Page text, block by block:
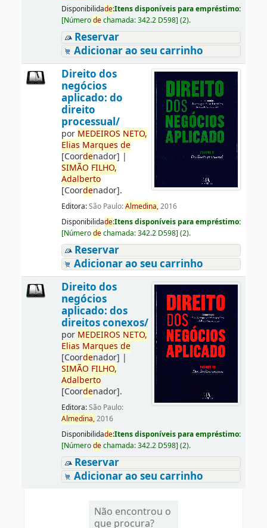
Disponibilidade:Itens disponíveis para empréstimo:
[Númerodechamada:342.2 D598] (2).
Reservar
Adicionar ao seu carrinho
Direito dos
negócios
aplicado: do
direito
processual/
por MEDEIROS NETO,
Elias Marques de
[Coordenador] |
SIMÃO FILHO,
Adalberto
[Coordenador].
Editora:São Paulo:Almedina,2016
Disponibilidade:Itens disponíveis para empréstimo:
[Númerodechamada:342.2 D598] (2).
Reservar
Adicionar ao seu carrinho
Direito dos
negócios
aplicado: dos
direitos conexos/
por MEDEIROS NETO,
Elias Marques de
[Coordenador] |
SIMÃO FILHO,
Adalberto
[Coordenador].
Editora:São Paulo:
Almedina,2016
Disponibilidade:Itens disponíveis para empréstimo:
[Númerodechamada:342.2 D598] (2).
Reservar
Adicionar ao seu carrinho
Não encontrou o
que procura?